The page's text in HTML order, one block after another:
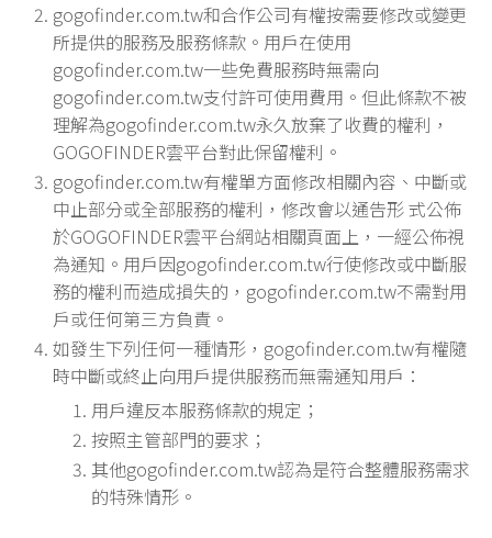
gogofinder.com.tw和合作公司有權按需要修改或變更
所提供的服務及服務條款。用戶在使用
gogofinder.com.tw一些免費服務時無需向
gogofinder.com.tw支付許可使用費用。但此條款不被
理解為gogofinder.com.tw永久放棄了收費的權利，
GOGOFINDER雲平台對此保留權利。
gogofinder.com.tw有權單方面修改相關內容、中斷或
中止部分或全部服務的權利，修改會以通告形 式公佈
於GOGOFINDER雲平台網站相關頁面上，一經公佈視
為通知。用戶因gogofinder.com.tw行使修改或中斷服
務的權利而造成損失的，gogofinder.com.tw不需對用
戶或任何第三方負責。
如發生下列任何一種情形，gogofinder.com.tw有權隨
時中斷或終止向用戶提供服務而無需通知用戶：
用戶違反本服務條款的規定；
按照主管部門的要求；
其他gogofinder.com.tw認為是符合整體服務需求
的特殊情形。